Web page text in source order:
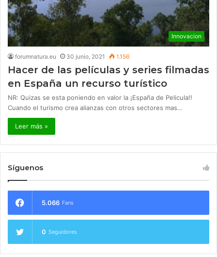
Innovacion
forumnatura.eu 30 junio, 2021 1.156
Hacer de las películas y series filmadas
en España un recurso turístico
NR: Quizas se esta poniendo en valor la ¡España de Pelicula!!
Cuando el turismo crea alianzas con otros sectores mas…
Leer más »
Síguenos
5.066 Fans
0 Seguidores